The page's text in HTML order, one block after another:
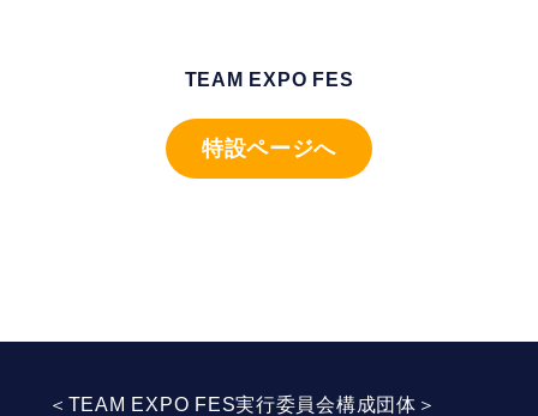
TEAM EXPO FES
特設ページへ
＜TEAM EXPO FES実行委員会構成団体＞